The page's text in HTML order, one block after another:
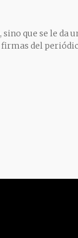
que se le da
del